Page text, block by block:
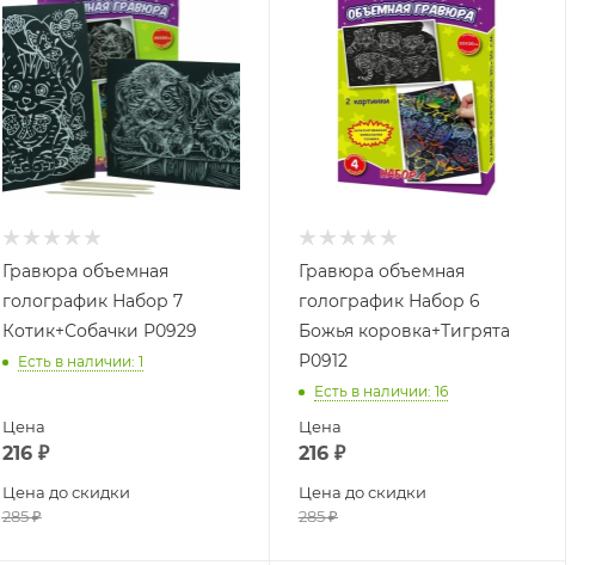
Гравюра объемная
голографик Набор 7
Котик+Собачки Р0929
Есть в наличии: 1
Цена
216₽
Цена до скидки
285₽
Гравюра объемная
голографик Набор 6
Божья коровка+Тигрята
Р0912
Есть в наличии: 16
Цена
216₽
Цена до скидки
285₽